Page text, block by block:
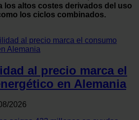
partners de redes sociales,
pueden combinarla con otra
o que hayan recopilado a partir del
los altos costes derivados del uso
los ciclos combinados.
al precio marca el
en Alemania
2026